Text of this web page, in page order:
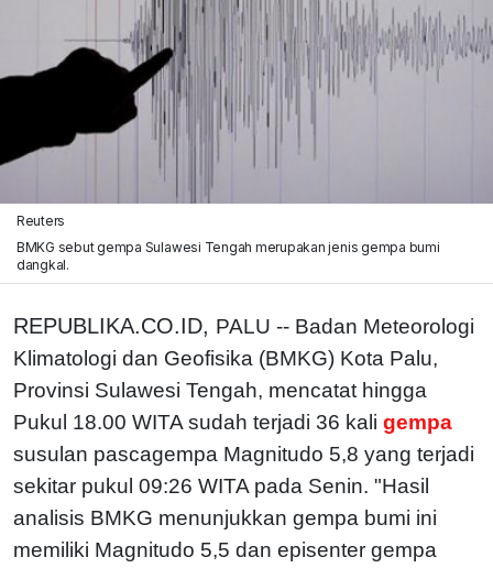
Reuters
BMKG sebut gempa Sulawesi Tengah merupakan jenis gempa bumi
dangkal.
REPUBLIKA.CO.ID, PALU -- Badan Meteorologi
Klimatologi dan Geofisika (BMKG) Kota Palu,
Provinsi Sulawesi Tengah, mencatat hingga
Pukul 18.00 WITA sudah terjadi 36 kali gempa
susulan pascagempa Magnitudo 5,8 yang terjadi
sekitar pukul 09:26 WITA pada Senin. "Hasil
analisis BMKG menunjukkan gempa bumi ini
memiliki Magnitudo 5,5 dan episenter gempa